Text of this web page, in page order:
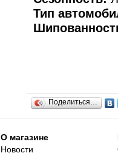
Тип
Поделиться…
О магазине
Новости